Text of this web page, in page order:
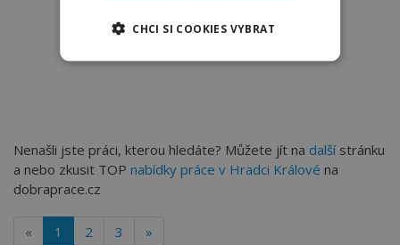
Nenašli jste práci, kterou hledáte? Můžete jít na dalšístránku
a nebo zkusit TOP nabídky práce v Hradci Králové na
dobraprace.cz
« 1 2 3 »
CHCI SI COOKIES VYBRAT